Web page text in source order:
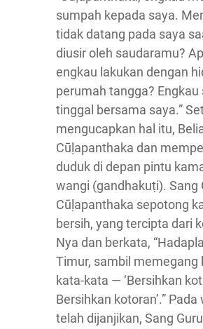
sumpah kepada saya.
tidak datang pada saya
diusir oleh saudaramu?
engkau lakukan dengan
perumah tangga? Engkau
tinggal bersama saya.”
mengucapkan hal itu,
Cūḷapanthaka dan
duduk di depan pintu
wangi (gandhakuṭi). Sang
Cūḷapanthaka sepotong
bersih, yang tercipta dari
Nya dan berkata,
Timur, sambil memegang
kata-kata — ‘Bersihkan
Bersihkan kotoran’.”
telah dijanjikan, Sang